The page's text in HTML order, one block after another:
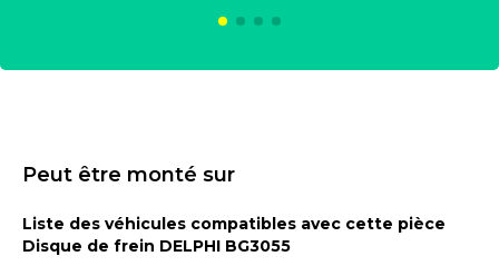
Peut être monté sur
Liste des véhicules compatibles avec cette pièce
Disque de frein DELPHI BG3055